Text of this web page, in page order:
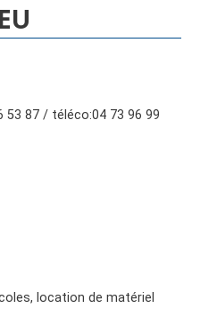
53 87 / téléco:04 73 96 99
location de matériel